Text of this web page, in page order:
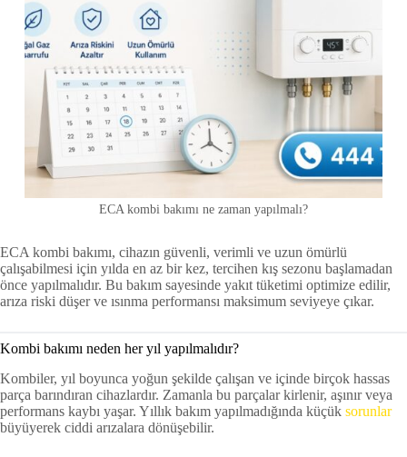
ECA kombi bakımı ne zaman yapılmalı?
ECA kombi bakımı, cihazın güvenli, verimli ve uzun ömürlü
çalışabilmesi için yılda en az bir kez, tercihen kış sezonu başlamadan
önce yapılmalıdır. Bu bakım sayesinde yakıt tüketimi optimize edilir,
arıza riski düşer ve ısınma performansı maksimum seviyeye çıkar.
Kombi bakımı neden her yıl yapılmalıdır?
Kombiler, yıl boyunca yoğun şekilde çalışan ve içinde birçok hassas
parça barındıran cihazlardır. Zamanla bu parçalar kirlenir, aşınır veya
performans kaybı yaşar. Yıllık bakım yapılmadığında küçük sorunlar
büyüyerek ciddi arızalara dönüşebilir.